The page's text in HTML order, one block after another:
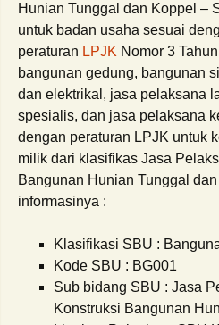
Hunian Tunggal dan Koppel –
untuk badan usaha sesuai
peraturan LPJK Nomor 3
bangunan gedung, bangunan
dan elektrikal, jasa pelaksana
spesialis, dan jasa pelaksana
dengan peraturan LPJK untuk
milik dari klasifikas Jasa
Bangunan Hunian Tunggal
informasinya :
Klasifikasi SBU :
Kode SBU : BG001
Sub bidang SBU : Jasa
Konstruksi Bangunan